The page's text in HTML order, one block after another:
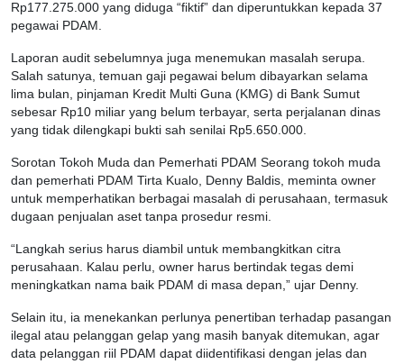
Rp177.275.000 yang diduga “fiktif” dan diperuntukkan kepada 37
pegawai PDAM.
Laporan audit sebelumnya juga menemukan masalah serupa.
Salah satunya, temuan gaji pegawai belum dibayarkan selama
lima bulan, pinjaman Kredit Multi Guna (KMG) di Bank Sumut
sebesar Rp10 miliar yang belum terbayar, serta perjalanan dinas
yang tidak dilengkapi bukti sah senilai Rp5.650.000.
Sorotan Tokoh Muda dan Pemerhati PDAM Seorang tokoh muda
dan pemerhati PDAM Tirta Kualo, Denny Baldis, meminta owner
untuk memperhatikan berbagai masalah di perusahaan, termasuk
dugaan penjualan aset tanpa prosedur resmi.
“Langkah serius harus diambil untuk membangkitkan citra
perusahaan. Kalau perlu, owner harus bertindak tegas demi
meningkatkan nama baik PDAM di masa depan,” ujar Denny.
Selain itu, ia menekankan perlunya penertiban terhadap pasangan
ilegal atau pelanggan gelap yang masih banyak ditemukan, agar
data pelanggan riil PDAM dapat diidentifikasi dengan jelas dan